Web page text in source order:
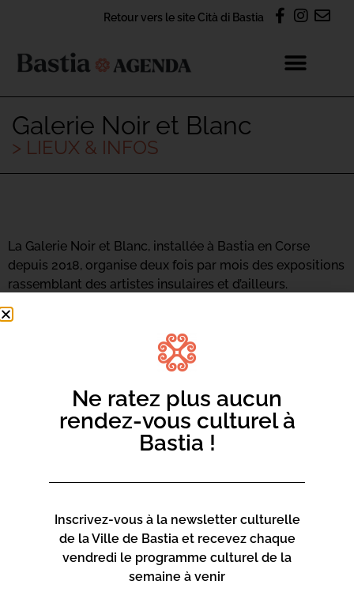
Retour vers le site Cità di Bastia
Galerie Noir et Blanc
> LIEUX & INFOS
La Galerie Noir et Blanc, installée à Bastia en Corse
depuis 2018, organise deux fois par mois des expositions
rassemblant des artistes insulaires et d’ailleurs.
Une galerie d’art Corse originale.
Plus de 150 d’entre eux, peintres, sculpteurs, plasticiens,
photographes, dessinateurs et illustrateurs, parmi
lesquels de nombreux jeunes artistes, y exposent et
nous avons présenté au cours des trois dernières années
plus de 5000 œuvres d art.
20200 BASTIA
Ne ratez plus aucun
rendez-vous culturel à
Bastia !
Inscrivez-vous à la newsletter culturelle
de la Ville de Bastia et recevez chaque
vendredi le programme culturel de la
semaine à venir